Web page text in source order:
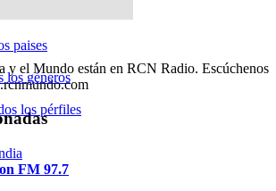
paises
los géneros
los pérfiles
y el Mundo están en RCN Radio. Escúchenos
FM 97.7